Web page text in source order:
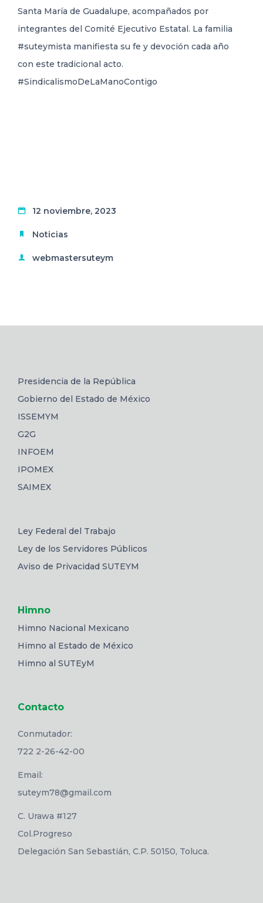
Santa María de Guadalupe, acompañados por
integrantes del Comité Ejecutivo Estatal. La familia
#suteymista manifiesta su fe y devoción cada año
con este tradicional acto.
#SindicalismoDeLaManoContigo
12 noviembre, 2023
Noticias
webmastersuteym
Presidencia de la República
Gobierno del Estado de México
ISSEMYM
G2G
INFOEM
IPOMEX
SAIMEX
Ley Federal del Trabajo
Ley de los Servidores Públicos
Aviso de Privacidad SUTEYM
Himno
Himno Nacional Mexicano
Himno al Estado de México
Himno al SUTEyM
Contacto
Conmutador:
722 2-26-42-00
Email:
suteym78@gmail.com
C. Urawa #127
Col.Progreso
Delegación San Sebastián, C.P. 50150, Toluca.